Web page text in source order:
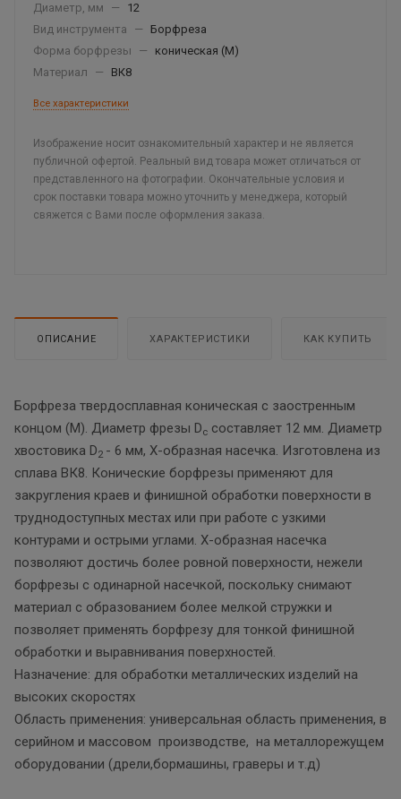
Диаметр, мм —
12
Вид инструмента
— Борфреза
Форма борфрезы
—
коническая (M)
Материал
— ВК8
Все характеристики
Изображение носит ознакомительный характер и не является
публичной офертой. Реальный вид товара может отличаться от
представленного на фотографии. Окончательные условия и
срок поставки товара можно уточнить у менеджера, который
свяжется с Вами после оформления заказа.
ОПИСАНИЕ ХАРАКТЕРИСТИКИ КАК КУПИТЬ
Борфреза твердосплавная коническая с заостренным
концом (М). Диаметр фрезы Dc составляет 12 мм. Диаметр
хвостовика D2 - 6 мм, Х-образная насечка. Изготовлена из
сплава ВК8. Конические борфрезы применяют для
закругления краев и финишной обработки поверхности в
труднодоступных местах или при работе с узкими
контурами и острыми углами. Х-образная насечка
позволяют достичь более ровной поверхности, нежели
борфрезы с одинарной насечкой, поскольку снимают
материал с образованием более мелкой стружки и
позволяет применять борфрезу для тонкой финишной
обработки и выравнивания поверхностей.
Назначение: для обработки металлических изделий на
высоких скоростях
Область применения: универсальная область применения, в
серийном и массовом производстве, на металлорежущем
оборудовании (дрели,бормашины, граверы и т.д)